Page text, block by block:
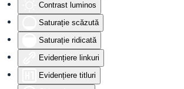
Contrast luminos
Saturație scăzută
Saturație ridicată
Evidențiere linkuri
Evidențiere titluri